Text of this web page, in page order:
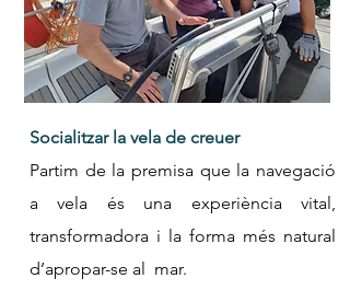
Socialitzar la vela de creuer
Partim de la premisa que la navegació
a vela és una experiència vital,
transformadora i la forma més natural
d’apropar-se al mar.